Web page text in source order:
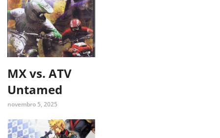
MX vs. ATV
Untamed
novembro 5, 2025